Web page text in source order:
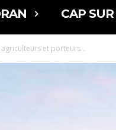
CAP
et porteurs...